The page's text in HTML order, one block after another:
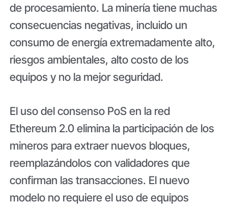
de procesamiento. La minería tiene muchas
consecuencias negativas, incluido un
consumo de energía extremadamente alto,
riesgos ambientales, alto costo de los
equipos y no la mejor seguridad.
El uso del consenso PoS en la red
Ethereum 2.0 elimina la participación de los
mineros para extraer nuevos bloques,
reemplazándolos con validadores que
confirman las transacciones. El nuevo
modelo no requiere el uso de equipos